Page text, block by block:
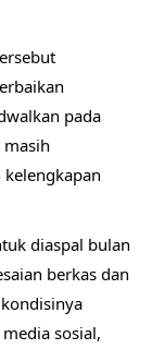
pada
masih
diaspal bulan
berkas dan
sosial,